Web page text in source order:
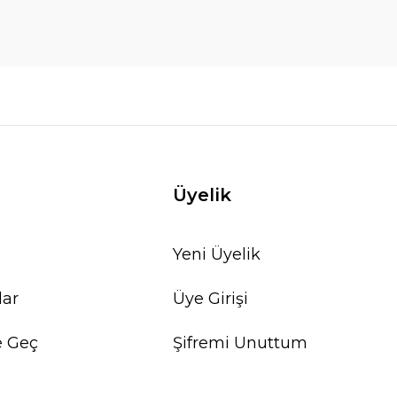
Geç
Üyelik
Yeni Üyelik
Üye Girişi
Şifremi Unuttum